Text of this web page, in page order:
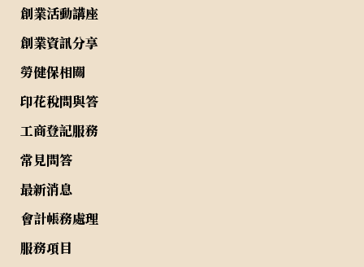
創業活動講座
創業資訊分享
勞健保相關
印花稅問與答
工商登記服務
常見問答
最新消息
會計帳務處理
服務項目